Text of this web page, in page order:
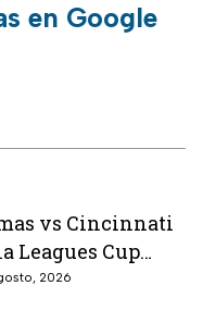
en Google
vs Cincinnati
Leagues Cup
es pospuesto
2026